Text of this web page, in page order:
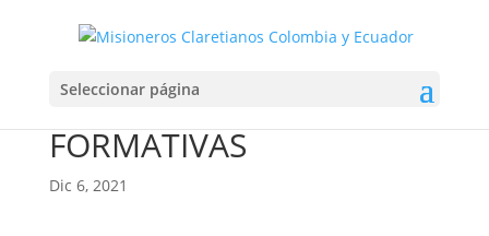
Seleccionar página
VISITA COLOMBIA –
COMUNIDADES
FORMATIVAS
Dic 6, 2021